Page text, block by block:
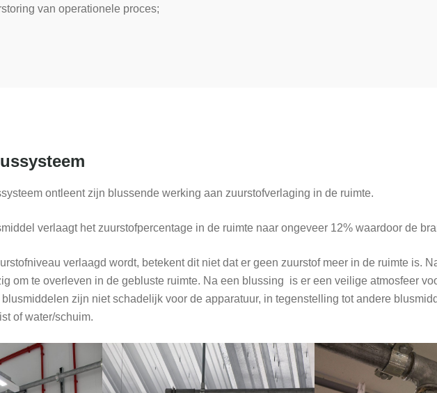
van operationele proces;
ontleent zijn blussende werking aan zuurstofverlaging in de ruimte.
verlaagt het zuurstofpercentage in de ruimte naar ongeveer 12% waardoor de
verlaagd wordt, betekent dit niet dat er geen zuurstof meer in de ruimte is.
om te overleven in de gebluste ruimte. Na een blussing is er een veilige atmosfeer
zijn niet schadelijk voor de apparatuur, in tegenstelling tot andere
of water/schuim.